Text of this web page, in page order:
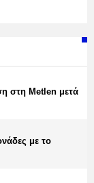
στη Metlen μετά
με το